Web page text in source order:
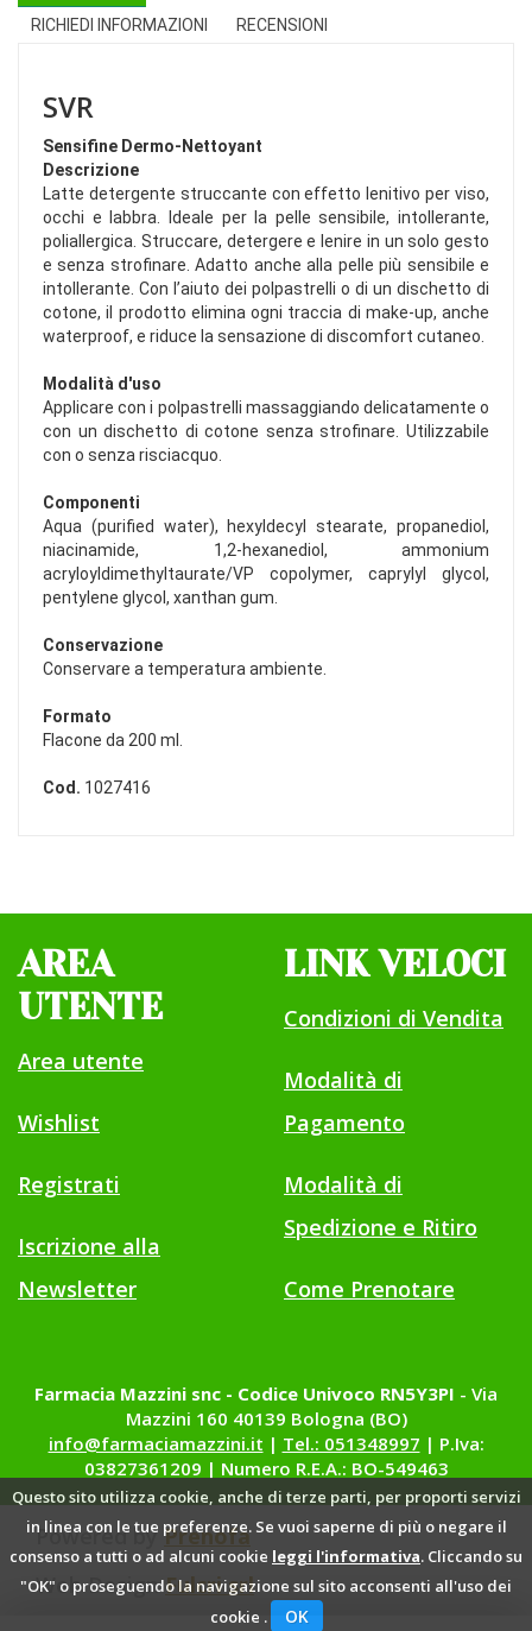
Questo sito utilizza cookie, anche di terze parti, per proporti servizi
in linea con le tue preferenze. Se vuoi saperne di più o negare il
consenso a tutti o ad alcuni cookie leggi l'informativa. Cliccando su
"OK" o proseguendo la navigazione sul sito acconsenti all'uso dei
cookie .
OK
RICHIEDI INFORMAZIONI
RECENSIONI
SVR
Sensifine Dermo-Nettoyant
Descrizione
Latte detergente struccante con effetto lenitivo per viso,
occhi e labbra. Ideale per la pelle sensibile, intollerante,
poliallergica. Struccare, detergere e lenire in un solo gesto
e senza strofinare. Adatto anche alla pelle più sensibile e
intollerante. Con l’aiuto dei polpastrelli o di un dischetto di
cotone, il prodotto elimina ogni traccia di make-up, anche
waterproof, e riduce la sensazione di discomfort cutaneo.
Modalità d'uso
Applicare con i polpastrelli massaggiando delicatamente o
con un dischetto di cotone senza strofinare. Utilizzabile
con o senza risciacquo.
Componenti
Aqua (purified water), hexyldecyl stearate, propanediol,
niacinamide, 1,2-hexanediol, ammonium
acryloyldimethyltaurate/VP copolymer, caprylyl glycol,
pentylene glycol, xanthan gum.
Conservazione
Conservare a temperatura ambiente.
Formato
Flacone da 200 ml.
Cod. 1027416
AREA
UTENTE
Area utente
Wishlist
Registrati
Iscrizione alla
Newsletter
LINK VELOCI
Condizioni di Vendita
Modalità di
Pagamento
Modalità di
Spedizione e Ritiro
Come Prenotare
Farmacia Mazzini snc - Codice Univoco RN5Y3PI - Via
Mazzini 160 40139 Bologna (BO)
info@farmaciamazzini.it | Tel.: 051348997 | P.Iva:
03827361209 | Numero R.E.A.: BO-549463
Powered by Prenofa
Web DesignFulcri srl